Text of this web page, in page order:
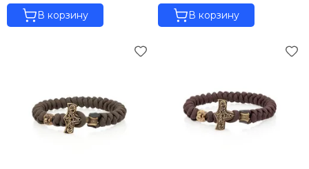
бронзы
В корзину
мельхиора
В корзину